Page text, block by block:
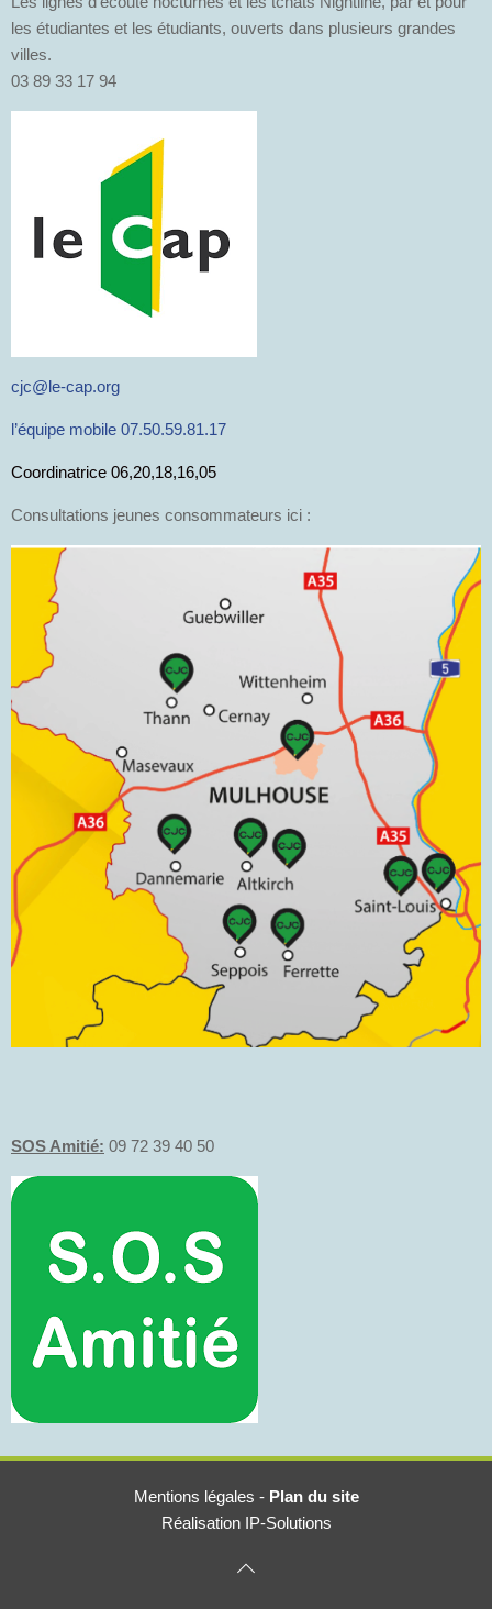
les étudiantes et les étudiants, ouverts dans plusieurs grandes
villes.
03 89 33 17 94
cjc@le-cap.org
l’équipe mobile 07.50.59.81.17
Coordinatrice 06,20,18,16,05
Consultations jeunes consommateurs ici :
SOS Amitié: 09 72 39 40 50
Mentions légales - Plan du site
Réalisation IP-Solutions